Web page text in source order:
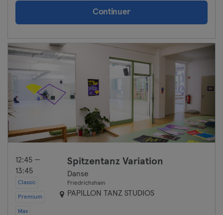
Continuer
12:45 —
13:45
Classic
Premium
Max
Spitzentanz Variation
Danse
Friedrichshain
PAPILLON TANZ STUDIOS